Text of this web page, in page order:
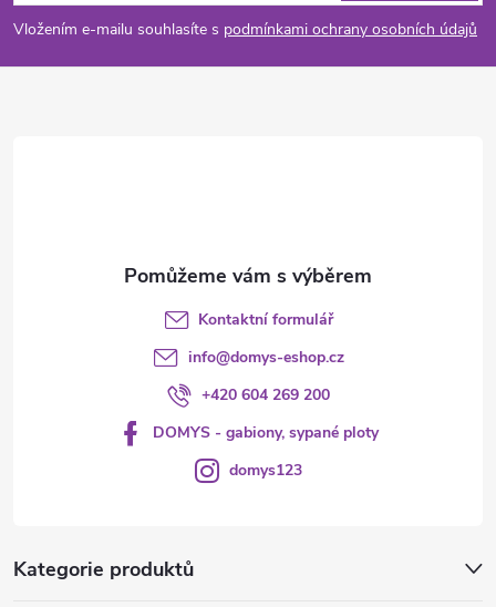
p
a
Vložením e-mailu souhlasíte s podmínkami ochrany osobních údajů
Kategorie produktů
Kontaktní formulář
info@domys-eshop.cz
+420 604 269 200
DOMYS - gabiony, sypané ploty
domys123